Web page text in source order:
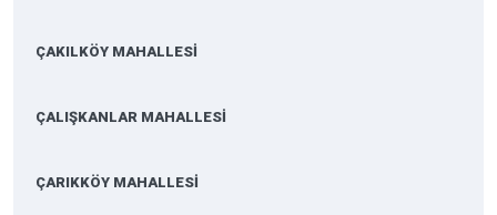
ÇAKILKÖY MAHALLESİ
ÇALIŞKANLAR MAHALLESİ
ÇARIKKÖY MAHALLESİ